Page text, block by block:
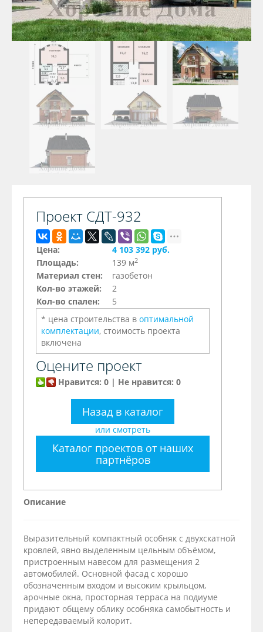
Проект СДТ-932
Цена:
4 103 392 руб.
Площадь:
139 м2
Материал стен:
газобетон
Кол-во этажей:
2
Кол-во спален:
5
* цена строительства в оптимальной
комплектации, стоимость проекта
включена
Оцените проект
Нравится: 0 | Не нравится: 0
Назад в каталог
или смотреть
Каталог проектов от наших
партнёров
Описание
Выразительный компактный особняк с двухскатной
кровлей, явно выделенным цельным объёмом,
пристроенным навесом для размещения 2
автомобилей. Основной фасад с хорошо
обозначенным входом и высоким крыльцом,
арочные окна, просторная терраса на подиуме
придают общему облику особняка самобытность и
непередаваемый колорит.